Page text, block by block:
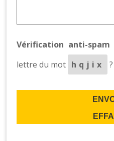
Vérification anti-spam
lettre du mot hqjix ?